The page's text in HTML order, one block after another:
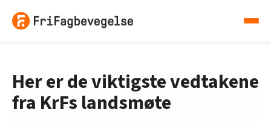
Her er de viktigste vedtakene
fra KrFs landsmøte